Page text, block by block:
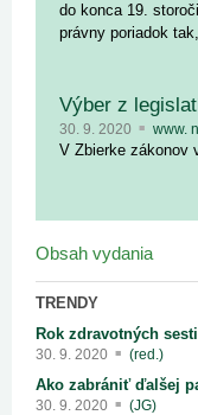
do konca 19.
právny poriadok
Výber z
30. 9. 2020 www.
V Zbierke zákonov
Obsah vydania
TRENDY
Rok zdravotných
30. 9. 2020 (red.)
Ako zabrániť ďalšej
30. 9. 2020 (JG)